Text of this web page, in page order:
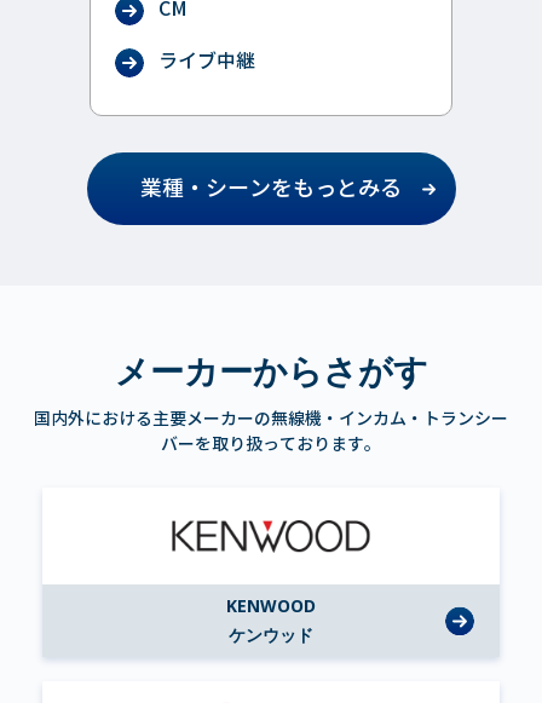
CM
ライブ中継
業種・シーンをもっとみる
メーカーからさがす
国内外における主要メーカーの無線機・インカム・トランシー
バーを取り扱っております。
KENWOOD
ケンウッド